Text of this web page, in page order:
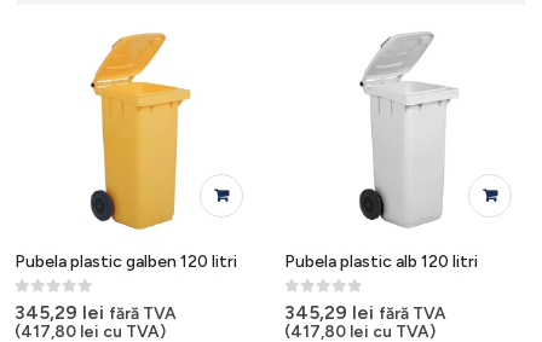
Pubela plastic galben 120 litri
0out of 5
345,29 lei fără TVA
(417,80 lei cu TVA)
Pubela plastic alb 120 litri
0out of 5
345,29 lei fără TVA
(417,80 lei cu TVA)